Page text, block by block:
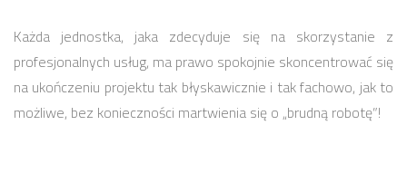
Każda jednostka, jaka zdecyduje się na skorzystanie z
profesjonalnych usług, ma prawo spokojnie skoncentrować się
na ukończeniu projektu tak błyskawicznie i tak fachowo, jak to
możliwe, bez konieczności martwienia się o „brudną robotę”!